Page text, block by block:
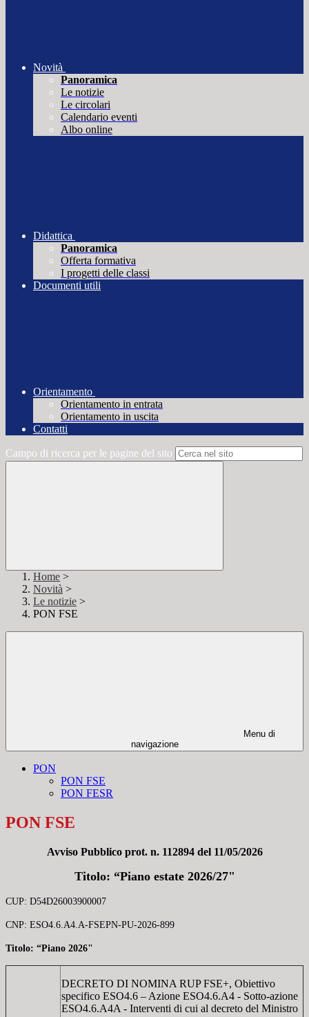
Novità
Panoramica
Le notizie
Le circolari
Calendario eventi
Albo online
Didattica
Panoramica
Offerta formativa
I progetti delle classi
Documenti utili
Orientamento
Orientamento in entrata
Orientamento in uscita
Contatti
Campo di ricerca per le pagine del sito
Home >
Novità >
Le notizie >
PON FSE
Menu di
navigazione
PON
PON FSE
PON FESR
PON FSE
Avviso Pubblico prot. n. 112894 del 11/05/2026
Titolo: “Piano estate 2026/27"
CUP: D54D26003900007
CNP: ESO4.6.A4.A-FSEPN-PU-2026-899
Titolo: “Piano 2026"
DECRETO DI NOMINA RUP FSE+, Obiettivo
specifico ESO4.6 – Azione ESO4.6.A4 - Sotto-azione
ESO4.6.A4A - Interventi di cui al decreto del Ministro